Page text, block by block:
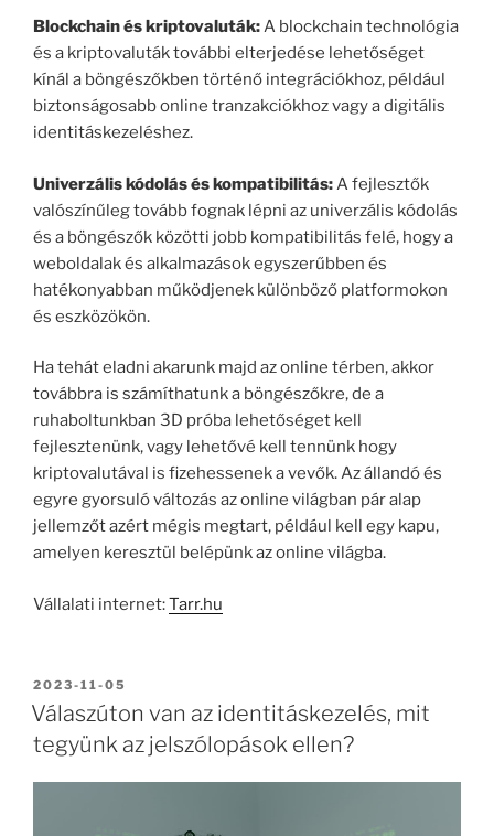
Blockchain és kriptovaluták:A blockchain technológia
és a kriptovaluták további elterjedése lehetőséget
kínál a böngészőkben történő integrációkhoz, például
biztonságosabb online tranzakciókhoz vagy a digitális
identitáskezeléshez.
Univerzális kódolás és kompatibilitás: A fejlesztők
valószínűleg tovább fognak lépni az univerzális kódolás
és a böngészők közötti jobb kompatibilitás felé, hogy a
weboldalak és alkalmazások egyszerűbben és
hatékonyabban működjenek különböző platformokon
és eszközökön.
Ha tehát eladni akarunk majd az online térben, akkor
továbbra is számíthatunk a böngészőkre, de a
ruhaboltunkban 3D próba lehetőséget kell
fejlesztenünk, vagy lehetővé kell tennünk hogy
kriptovalutával is fizehessenek a vevők. Az állandó és
egyre gyorsuló változás az online világban pár alap
jellemzőt azért mégis megtart, például kell egy kapu,
amelyen keresztül belépünk az online világba.
Vállalati internet:Tarr.hu
BEKÜLDVE:
2023-11-05
Válaszúton van az identitáskezelés, mit
tegyünk az jelszólopások ellen?